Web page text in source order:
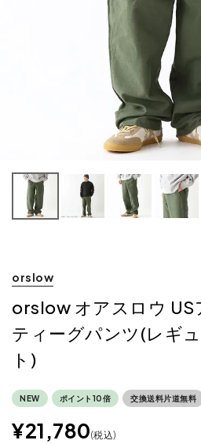
orslow
orslow オアスロウ US
ティーグパンツ(レギ
ト)
NEW ポイント10倍 交換送料片道無料
¥21,780 税込